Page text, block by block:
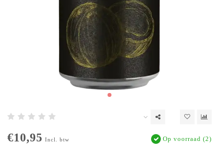
€10,95 Incl. btw Op voorraad (2)